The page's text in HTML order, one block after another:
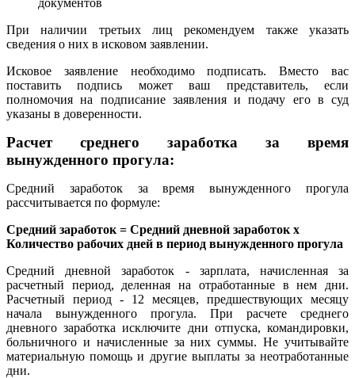
При наличии третьих лиц рекомендуем также указать
сведения о них в исковом заявлении.
Исковое заявление необходимо подписать. Вместо вас
поставить подпись может ваш представитель, если
полномочия на подписание заявления и подачу его в суд
указаны в доверенности.
Расчет среднего заработка за время
вынужденного прогула:
Средний заработок за время вынужденного прогула
рассчитывается по формуле:
Средний заработок = Средний дневной заработок x
Количество рабочих дней в период вынужденного прогула
Средний дневной заработок - зарплата, начисленная за
расчетный период, деленная на отработанные в нем дни.
Расчетный период - 12 месяцев, предшествующих месяцу
начала вынужденного прогула. При расчете среднего
дневного заработка исключите дни отпуска, командировки,
больничного и начисленные за них суммы. Не учитывайте
материальную помощь и другие выплаты за неотработанные
дни.